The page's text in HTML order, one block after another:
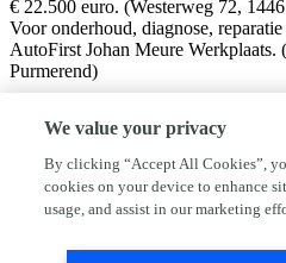
€ 22.500 euro. (Westerweg 72,
Voor onderhoud, diagnose,
AutoFirst Johan Meure
Purmerend)
Facebook: Autobedrijf Johan Meure
Instagram: @autobedrijfjohanmeure
Hoewel aan de informatie van deze
We value your privacy
By clicking “Accept All Cookies”,
cookies on your device to enhance
usage, and assist in our marketing